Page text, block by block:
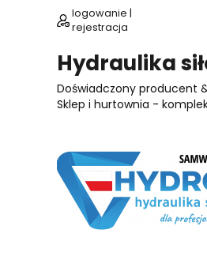
logowanie |
rejestracja
Hydraulika
Doświadczony producent
Sklep i hurtownia -